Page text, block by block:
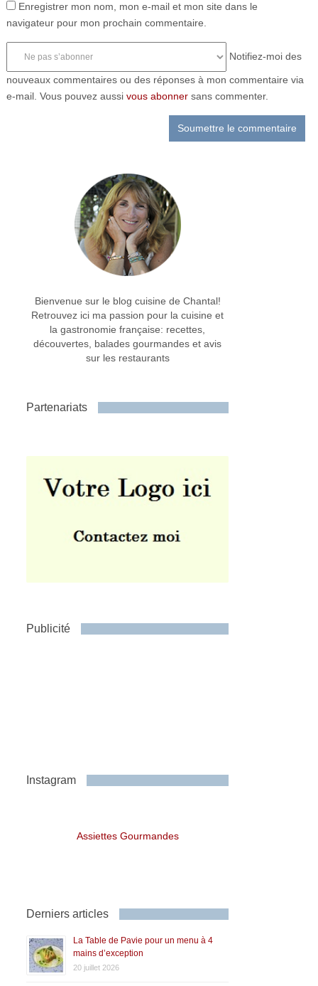
Enregistrer mon nom, mon e-mail et mon site dans le
navigateur pour mon prochain commentaire.
Notifiez-moi des
nouveaux commentaires ou des réponses à mon commentaire via
e-mail. Vous pouvez aussi vous abonnersans commenter.
Bienvenue sur le blog cuisine de Chantal!
Retrouvez ici ma passion pour la cuisine et
la gastronomie française: recettes,
découvertes, balades gourmandes et avis
sur les restaurants
Partenariats
Publicité
Instagram
Assiettes Gourmandes
Derniers articles
La Table de Pavie pour un menu à 4
mains d’exception
20 juillet 2026